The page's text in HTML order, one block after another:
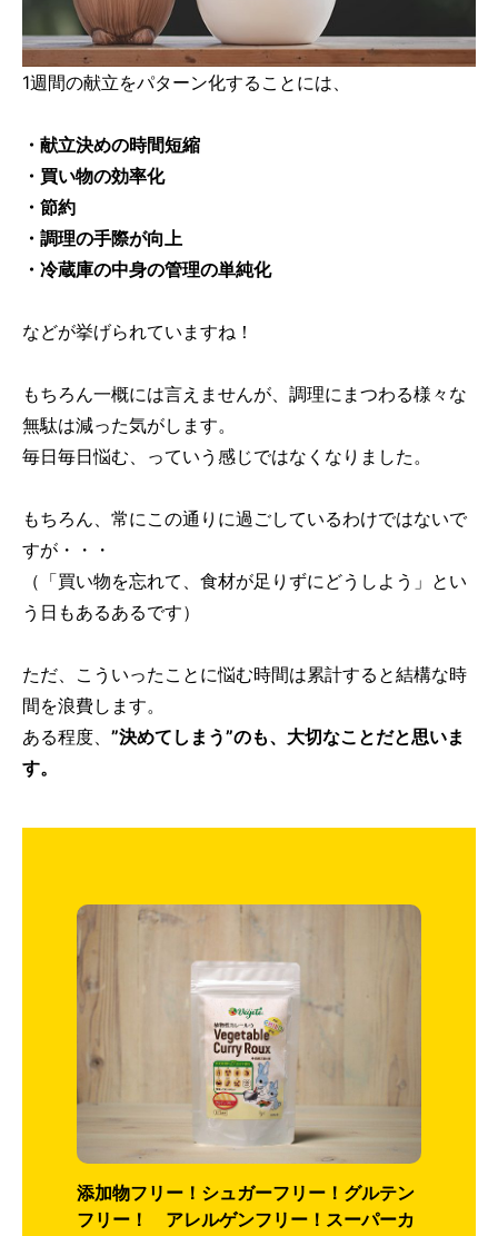
1週間の献立をパターン化することには、
・献立決めの時間短縮
・買い物の効率化
・節約
・調理の手際が向上
・冷蔵庫の中身の管理の単純化
などが挙げられていますね！
もちろん一概には言えませんが、調理にまつわる様々な
無駄は減った気がします。
毎日毎日悩む、っていう感じではなくなりました。
もちろん、常にこの通りに過ごしているわけではないで
すが・・・
（「買い物を忘れて、食材が足りずにどうしよう」とい
う日もあるあるです）
ただ、こういったことに悩む時間は累計すると結構な時
間を浪費します。
ある程度、 ”決めてしまう”のも、大切なことだと思いま
す。
添加物フリー！シュガーフリー！グルテン
フリー！ アレルゲンフリー！スーパーカ